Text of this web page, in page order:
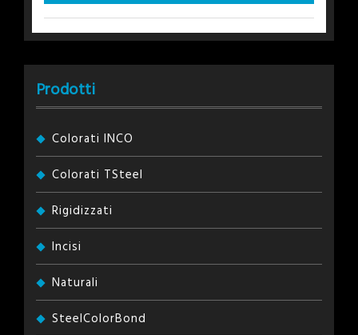
Prodotti
Colorati INCO
Colorati TSteel
Rigidizzati
Incisi
Naturali
SteelColorBond